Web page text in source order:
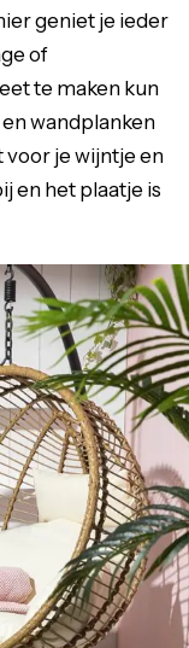
geniet je ieder
of
te maken kun
wandplanken
voor je wijntje en
en het plaatje is